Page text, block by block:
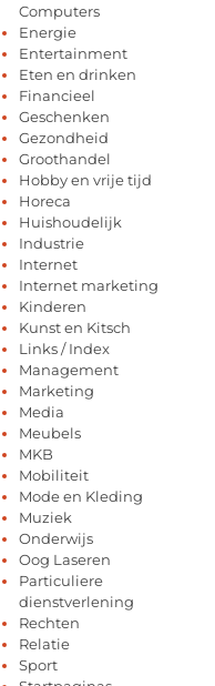
Computers
Energie
Entertainment
Eten en drinken
Financieel
Geschenken
Gezondheid
Groothandel
Hobby en vrije tijd
Horeca
Huishoudelijk
Industrie
Internet
Internet marketing
Kinderen
Kunst en Kitsch
Links / Index
Management
Marketing
Media
Meubels
MKB
Mobiliteit
Mode en Kleding
Muziek
Onderwijs
Oog Laseren
Particuliere
dienstverlening
Rechten
Relatie
Sport